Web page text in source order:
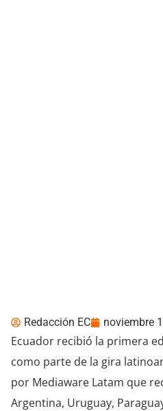
Redacción EC noviembre
Ecuador recibió la primera
como parte de la gira
por Mediaware Latam que
Argentina, Uruguay,